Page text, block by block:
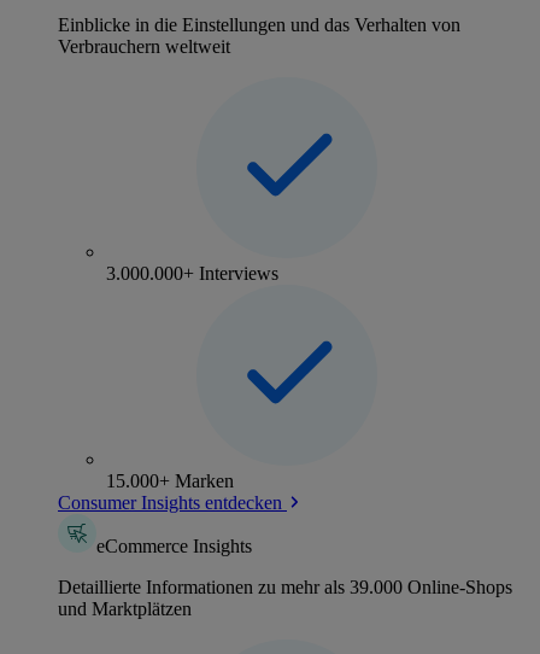
Einblicke in die Einstellungen und das Verhalten von
Verbrauchern weltweit
3.000.000+ Interviews
15.000+ Marken
Consumer Insights entdecken
eCommerce Insights
Detaillierte Informationen zu mehr als 39.000 Online-Shops
und Marktplätzen